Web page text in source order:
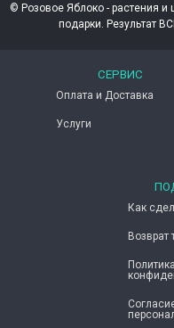
© Розовое Яблоко - растения и
подарки. Результат
СЕРВИС
Оплата и Доставка
Услуги
Как
Возврат
Политика